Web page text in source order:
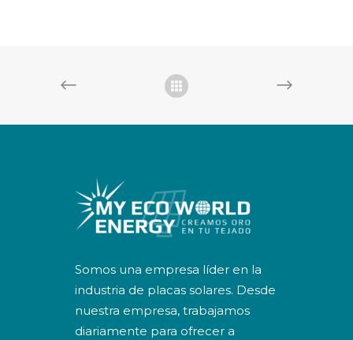
Somos una empresa líder en la
industria de placas solares. Desde
nuestra empresa, trabajamos
diariamente para ofrecer a